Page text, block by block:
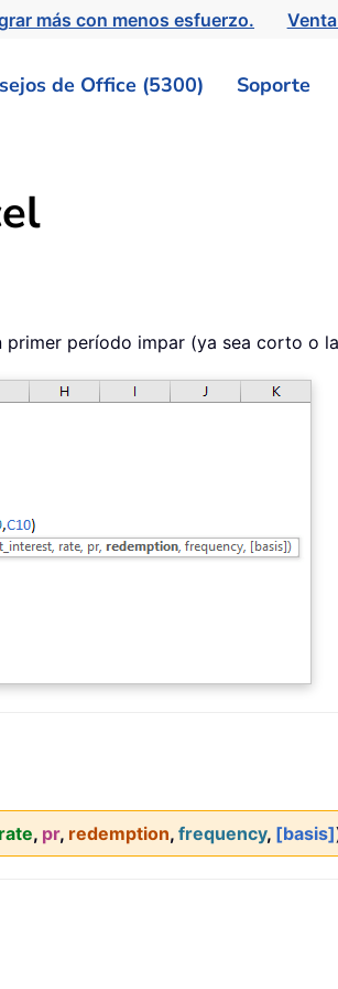
más con menos esfuerzo.
de Office (5300) Soporte
primer período impar (ya sea corto o
rate, pr, redemption, frequency, [basis]